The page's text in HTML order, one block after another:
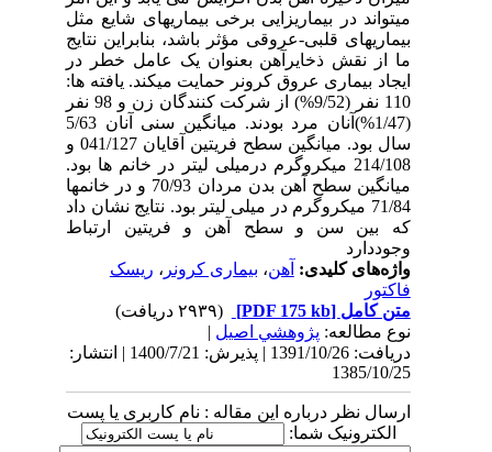
میتواند در بیماریزایی برخی بیماریهای شایع مثل
بیماریهای قلبی-عروقی مؤثر باشد، بنابراین نتایج
ما از نقش ذخایرآهن بعنوان یک عامل خطر در
ایجاد بیماری عروق کرونر حمایت میکند. یافته ها:
110 نفر (9/52%) از شرکت کنندگان زن و 98 نفر
(1/47%)آنان مرد بودند. میانگین سنی آنان 5/63
سال بود. میانگین سطح فریتین آقایان 041/127 و
214/108 میکروگرم درمیلی لیتر در خانم ها بود.
میانگین سطح آهن بدن مردان 70/93 و در خانمها
71/84 میکروگرم در میلی لیتر بود. نتایج نشان داد
که بین سن و سطح آهن و فریتین ارتباط
وجوددارد
واژه‌های کلیدی:آهن،بیماری کرونر، ریسک
فاکتور
متن کامل[PDF 175 kb]
نوع مطالعه:پژوهشي اصیل|
دریافت: 1391/10/26 | پذیرش: 1400/7/21 | انتشار:
1385/10/25
ارسال نظر درباره این مقاله : نام کاربری یا پست
الکترونیک شما: